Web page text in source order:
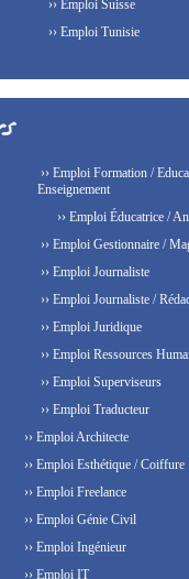
›› Emploi Suisse
›› Emploi Tunisie
›› Emploi Formation /
Enseignement
›› Emploi Éducatrice /
›› Emploi Gestionnaire /
›› Emploi Journaliste
›› Emploi Journaliste /
›› Emploi Juridique
›› Emploi Ressources
›› Emploi Superviseurs
›› Emploi Traducteur
›› Emploi Architecte
›› Emploi Esthétique / Coiffure
›› Emploi Freelance
›› Emploi Génie Civil
›› Emploi Ingénieur
›› Emploi IT